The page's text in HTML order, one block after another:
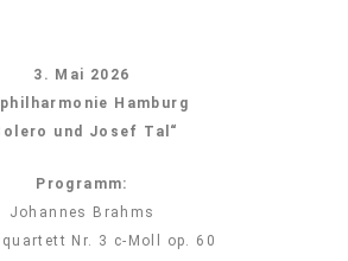
3. Mai 2026
Hamburg
und Josef Tal“
Programm:
Johannes Brahms
Nr. 3 c-Moll op. 60